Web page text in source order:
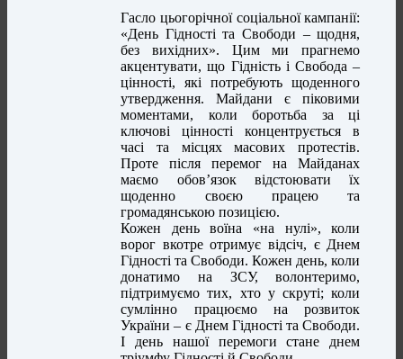
Гасло цьогорічної соціальної кампанії:
«День Гідності та Свободи – щодня,
без вихідних». Цим ми прагнемо
акцентувати, що Гідність і Свобода –
цінності, які потребують щоденного
утвердження. Майдани є піковими
моментами, коли боротьба за ці
ключові цінності концентрується в
часі та місцях масових протестів.
Проте після перемог на Майданах
маємо обов’язок відстоювати їх
щоденно своєю працею та
громадянською позицією.
Кожен день воїна «на нулі», коли
ворог вкотре отримує відсіч, є Днем
Гідності та Свободи. Кожен день, коли
донатимо на ЗСУ, волонтеримо,
підтримуємо тих, хто у скруті; коли
сумлінно працюємо на розвиток
України – є Днем Гідності та Свободи.
І день нашої перемоги стане днем